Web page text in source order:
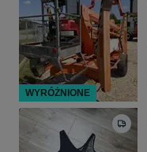
WYRÓŻNIONE